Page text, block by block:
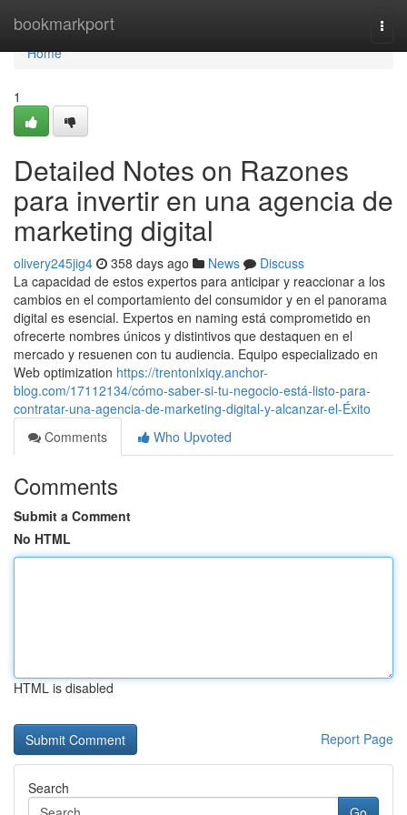
bookmarkport
Home
Home
1
Detailed Notes on Razones
para invertir en una agencia de
marketing digital
olivery245jig4 358 days ago News
Discuss
La capacidad de estos expertos para anticipar y reaccionar a los
cambios en el comportamiento del consumidor y en el panorama
digital es esencial. Expertos en naming está comprometido en
ofrecerte nombres únicos y distintivos que destaquen en el
mercado y resuenen con tu audiencia. Equipo especializado en
Web optimization https://trentonlxiqy.anchor-
blog.com/17112134/cómo-saber-si-tu-negocio-está-listo-para-
contratar-una-agencia-de-marketing-digital-y-alcanzar-el-Éxito
Comments
Who Upvoted
Comments
Submit a Comment
No HTML
HTML is disabled
Report Page
Search